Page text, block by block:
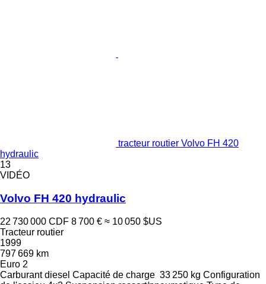
tracteur routier Volvo FH 420
hydraulic
13
VIDÉO
Volvo FH 420 hydraulic
22 730 000 CDF 8 700 € ≈ 10 050 $US
Tracteur routier
1999
797 669 km
Euro 2
Carburant diesel Capacité de charge 33 250 kg Configuration